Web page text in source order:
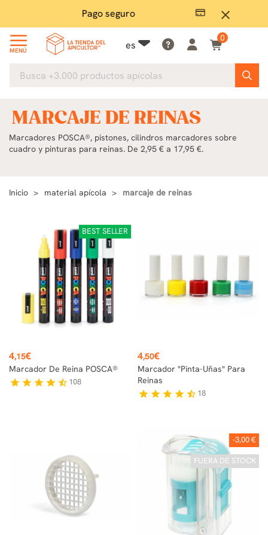
close
Pago seguro
MENÚ es
0
MARCAJE DE REINAS
Marcadores POSCA®, pistones, cilindros marcadores sobre
cuadro y pinturas para reinas. De 2,95 € a 17,95 €.
Inicio material apícola marcaje de reinas
BEST SELLER
Precio
4,15€
Marcador De Reina POSCA®
star star star star star_half 108
Precio
4,50€
Marcador "Pinta-Uñas" Para
Reinas
star star star star star_half 18
-3,00 €
FUERA DE STOCK